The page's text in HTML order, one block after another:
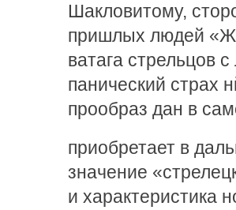
Шакловитому,
пришлых людей
ватага стрельцов
панический страх
прообраз дан в
приобретает в
значение
и характеристика